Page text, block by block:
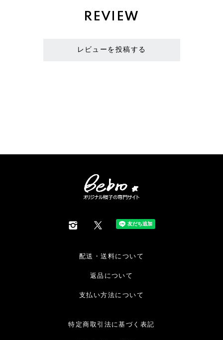
REVIEW
レビューを投稿する
配送・送料について
返品について
支払い方法について
特定商取引法に基づく表記